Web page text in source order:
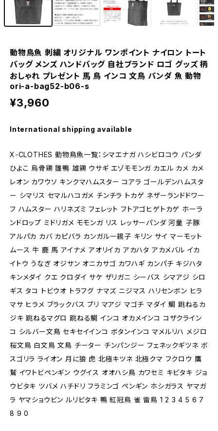
動物鳥魚 刺繍 オリジナル ワンポイント ナイロン トート
バッグ メンズ ハンドバッグ 自社ブランド ロゴ グッズ 柄
おしゃれ プレゼント 馬 鳥 インコ 文鳥 パンダ 魚 動物
ori-a-bag52-b06-s
¥3,960
International shipping available
X-CLOTHES 動物鳥魚一覧：シマエナガ ハシビロコウ パンダ
ひよこ 烏骨鶏 雛鴨 雄鶏 ウサギ エゾモモンガ カエル カメ カメ
レオン カワウソ キンクマハムスター コアラ ゴールデンハムスタ
ー シマリス セマルハコガメ チンチラ トカゲ ネザーランドドワー
フ ハムスター ハリネズミ フェレット フトアゴヒゲトカゲ ホーラ
ンドロップ ミドリガメ モモンガ リス レッサーパンダ 河童 子豚
アルパカ カバ カピバラ カンガルー親子 キリン サイ マーモット
ムース 牛 鹿 馬 アイナメ アオリイカ アカハタ アカメバル イカ
イトウ うなぎ オジサン オニカサゴ カワハギ カンパチ キジハタ
キンメダイ クエ クロダイ サケ ザリガニ シーバス シマアジ シロ
ギス タコ トビウオ トラフグ ナマズ ニジマス ハリセンボン ヒラ
マサ ヒラメ ブラックバス ブリ マアジ マゴチ マダイ 鯛 跳ねるカ
ジキ 跳ねるマグロ 跳ねる鯛 インコ オカメインコ コザクライン
コ シルバー文鳥 セキセイインコ ボタンインコ マメルリハ メジロ
桜文鳥 白文鳥 文鳥 チーター チンパンジー フェネックギツネ ボ
スゴリラ ライオン 月に狼 虎 北極キツネ 北極クマ フクロウ 鷹
鷲 イワトビペンギン ウグイス オオハシ鳥 カワセミ キビタキ ジョ
ウビタキ ツバメ ハチドリ フラミンゴ ペンギン ホシガラス ヤマガ
ラ ヤマショウビン ルリビタキ 鴨 紅冠鳥 雀 雷鳥 1 2 3 4 5 6 7
8 9 0